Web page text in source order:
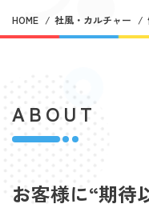
HOME 社風・カルチャー
ABOUT
お客様に“期待